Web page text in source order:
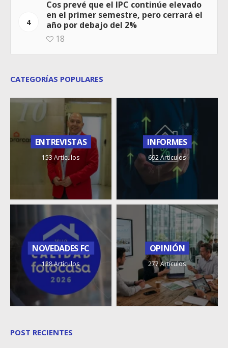
4
Cos prevé que el IPC continúe elevado
en el primer semestre, pero cerrará el
año por debajo del 2%
18
CATEGORÍAS POPULARES
ENTREVISTAS
153 Artículos
INFORMES
692 Artículos
NOVEDADES FC
128 Artículos
OPINIÓN
277 Artículos
POST RECIENTES